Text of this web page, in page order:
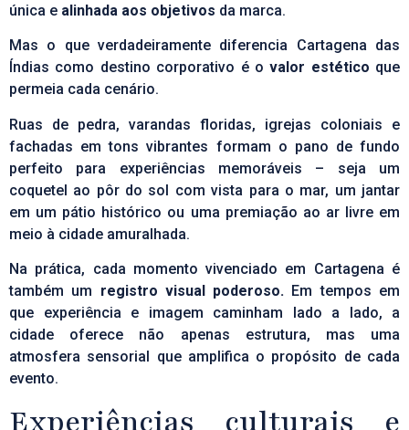
única e alinhada aos objetivos da marca.
Mas o que verdadeiramente diferencia Cartagena das
Índias como destino corporativo é ovalor estético que
permeia cada cenário.
Ruas de pedra, varandas floridas, igrejas coloniais e
fachadas em tons vibrantes formam o pano de fundo
perfeito para experiências memoráveis – seja um
coquetel ao pôr do sol com vista para o mar, um jantar
em um pátio histórico ou uma premiação ao ar livre em
meio à cidade amuralhada.
Na prática, cada momento vivenciado em Cartagena é
também um registro visual poderoso. Em tempos em
que experiência e imagem caminham lado a lado, a
cidade oferece não apenas estrutura, mas uma
atmosfera sensorial que amplifica o propósito de cada
evento.